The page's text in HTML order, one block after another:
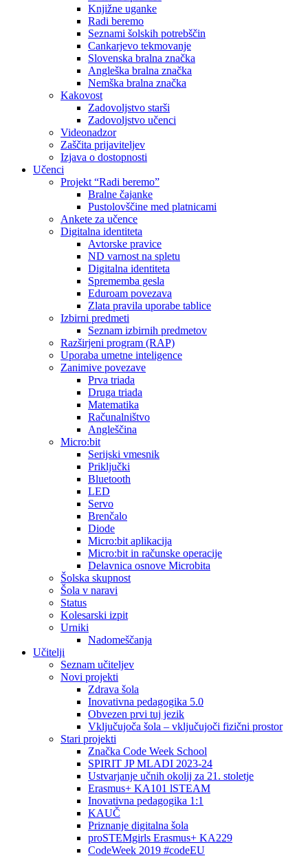
Knjižne uganke
Radi beremo
Seznami šolskih potrebščin
Cankarjevo tekmovanje
Slovenska bralna značka
Angleška bralna značka
Nemška bralna značka
Kakovost
Zadovoljstvo starši
Zadovoljstvo učenci
Videonadzor
Zaščita prijaviteljev
Izjava o dostopnosti
Učenci
Projekt “Radi beremo”
Bralne čajanke
Pustolovščine med platnicami
Ankete za učence
Digitalna identiteta
Avtorske pravice
ND varnost na spletu
Digitalna identiteta
Sprememba gesla
Eduroam povezava
Zlata pravila uporabe tablice
Izbirni predmeti
Seznam izbirnih predmetov
Razširjeni program (RAP)
Uporaba umetne inteligence
Zanimive povezave
Prva triada
Druga triada
Matematika
Računalništvo
Angleščina
Micro:bit
Serijski vmesnik
Priključki
Bluetooth
LED
Servo
Brenčalo
Diode
Micro:bit aplikacija
Micro:bit in računske operacije
Delavnica osnove Microbita
Šolska skupnost
Šola v naravi
Status
Kolesarski izpit
Urniki
Nadomeščanja
Učitelji
Seznam učiteljev
Novi projekti
Zdrava šola
Inovativna pedagogika 5.0
Obvezen prvi tuj jezik
Vključujoča šola – vključujoči fizični prostor
Stari projekti
Značka Code Week School
SPIRIT JP MLADI 2023-24
Ustvarjanje učnih okolij za 21. stoletje
Erasmus+ KA101 lSTEAM
Inovativna pedagogika 1:1
KAUČ
Priznanje digitalna šola
proSTEMgirls Erasmus+ KA229
CodeWeek 2019 #codeEU